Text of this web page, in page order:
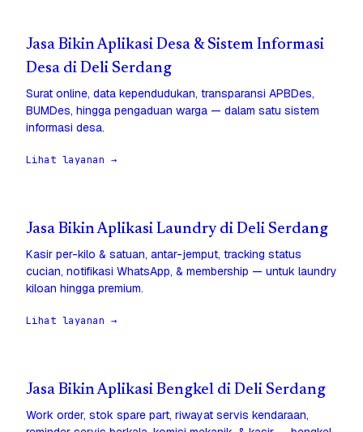
Jasa Bikin Aplikasi Desa & Sistem Informasi
Desa di Deli Serdang
Surat online, data kependudukan, transparansi APBDes,
BUMDes, hingga pengaduan warga — dalam satu sistem
informasi desa.
Lihat layanan →
Jasa Bikin Aplikasi Laundry di Deli Serdang
Kasir per-kilo & satuan, antar-jemput, tracking status
cucian, notifikasi WhatsApp, & membership — untuk laundry
kiloan hingga premium.
Lihat layanan →
Jasa Bikin Aplikasi Bengkel di Deli Serdang
Work order, stok spare part, riwayat servis kendaraan,